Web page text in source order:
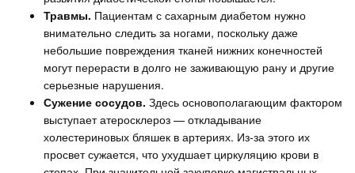
Травмы. Пациентам с сахарным диабетом нужно
внимательно следить за ногами, поскольку даже
небольшие повреждения тканей нижних конечностей
могут перерасти в долго не заживающую рану и другие
серьезные нарушения.
Сужение сосудов. Здесь основополагающим фактором
выступает атеросклероз — откладывание
холестериновых бляшек в артериях. Из-за этого их
просвет сужается, что ухудшает циркуляцию крови в